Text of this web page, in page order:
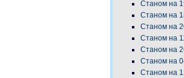
Станом на
Станом на
Станом на
Станом на
Станом на
Станом на
Станом на